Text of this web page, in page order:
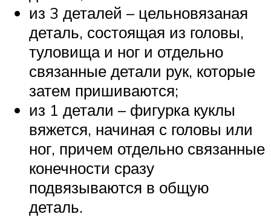
из 3 деталей – цельновязаная
деталь, состоящая из головы,
туловища и ног и отдельно
связанные детали рук, которые
затем пришиваются;
из 1 детали – фигурка куклы
вяжется, начиная с головы или
ног, причем отдельно связанные
конечности сразу
подвязываются в общую
деталь.